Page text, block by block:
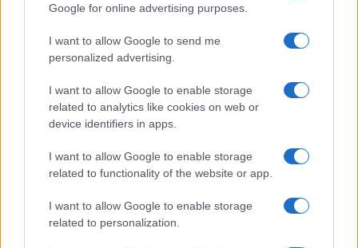
Google for online advertising purposes.
I want to allow Google to send me
personalized advertising.
I want to allow Google to enable storage
related to analytics like cookies on web or
device identifiers in apps.
I want to allow Google to enable storage
related to functionality of the website or app.
I want to allow Google to enable storage
related to personalization.
Come abbinare le scarpe arancioni: consigli e
ispirazioni per l’estate 2026
Beatrice Bonaventura · 7 Ago 2026
LIFESTYLE